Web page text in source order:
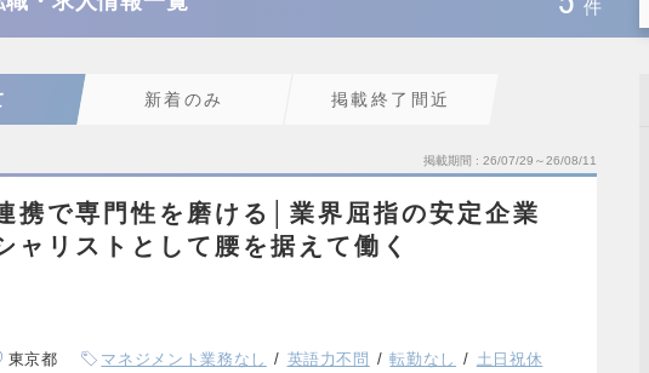
件
新着のみ 掲載終了間近
掲載期間 26/07/29～26/08/11
携で専門性を磨ける│業界屈指の安定企業
ャリストとして腰を据えて働く
東京都 マネジメント業務なし 英語力不問 転勤なし
土日祝休